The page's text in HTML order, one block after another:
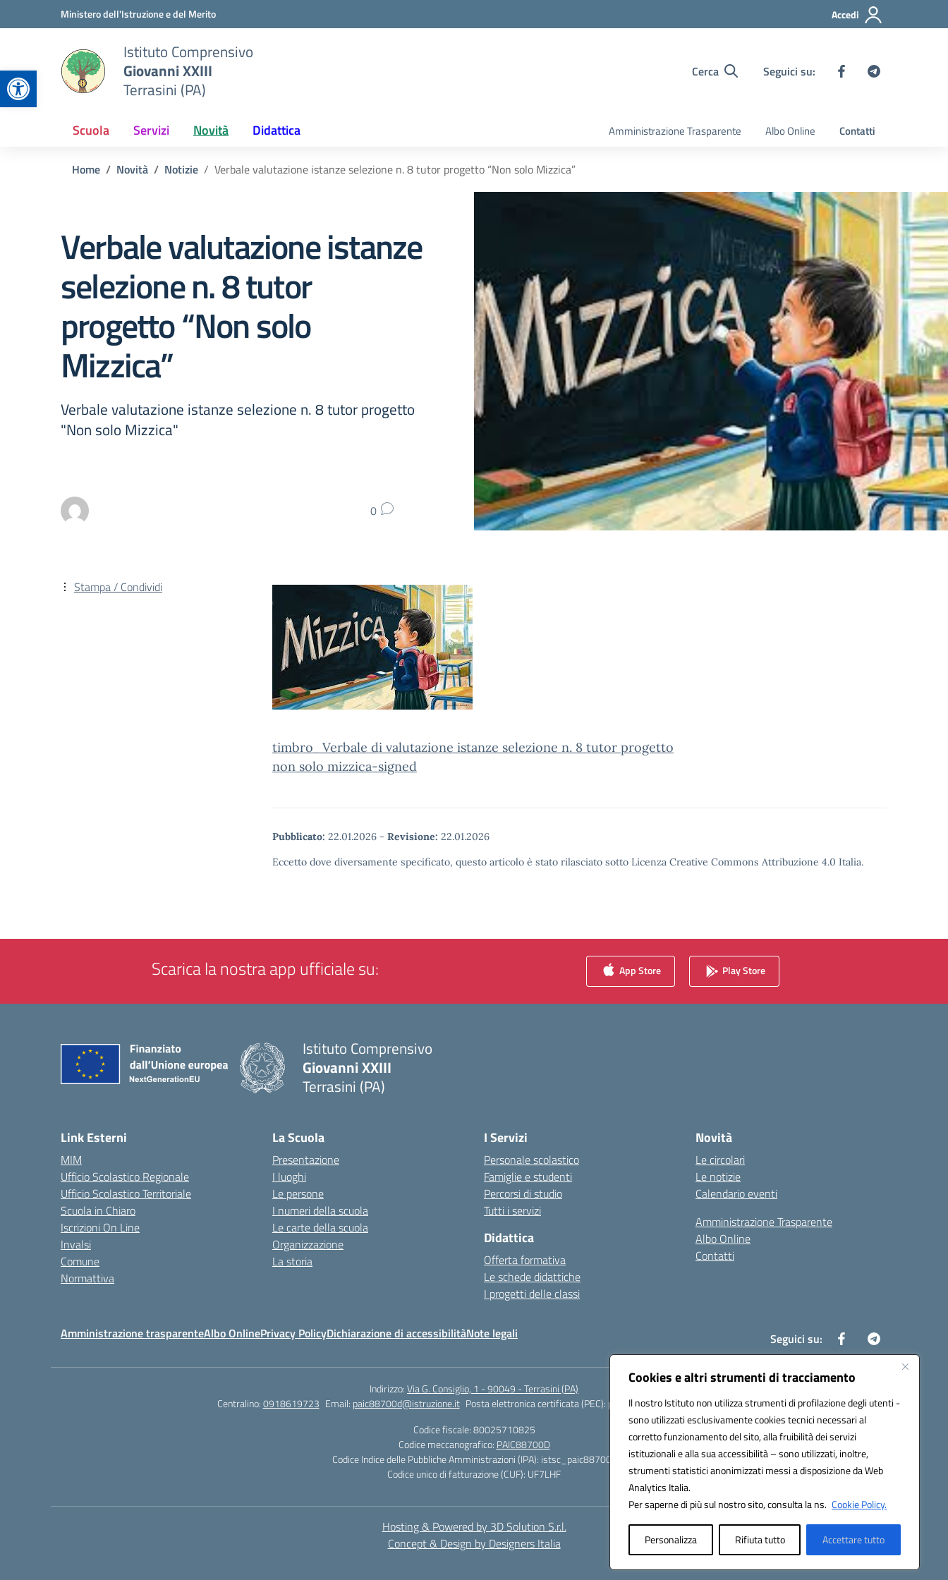
Apri la barra degli strumenti
Cookies e altri strumenti di tracciamento
Il nostro Istituto non utilizza strumenti di profilazione degli utenti -
sono utilizzati esclusivamente cookies tecnici necessari al
corretto funzionamento del sito, alla fruibilità dei servizi
istituzionali e alla sua accessibilità – sono utilizzati, inoltre,
strumenti statistici anonimizzati messi a disposizione da Web
Analytics Italia.
Per saperne di più sul nostro sito, consulta la ns. Cookie Policy.
Personalizza Rifiuta tutto Accettare tutto
Vai ai contenuti
Vai al menu di navigazioneMinistero dell'Istruzione e del Merito Accedi
Istituto Comprensivo
Giovanni XXIII
Terrasini (PA)
Cerca Seguici su:
Scuola Servizi Novità Didattica Amministrazione Trasparente Albo Online Contatti
Home Novità Notizie Verbale valutazione istanze selezione n. 8 tutor progetto “Non solo Mizzica”
Verbale valutazione istanze
selezione n. 8 tutor
progetto “Non solo
Mizzica”
Verbale valutazione istanze selezione n. 8 tutor progetto
"Non solo Mizzica"
0
timbro_Verbale di valutazione istanze selezione n. 8 tutor progetto
non solo mizzica-signed
Pubblicato: 22.01.2026 - Revisione: 22.01.2026
Eccetto dove diversamente specificato, questo articolo è stato rilasciato sotto Licenza Creative Commons Attribuzione 4.0 Italia.
Stampa / Condividi
Scarica la nostra app ufficiale su: App Store Play Store
Istituto Comprensivo
Giovanni XXIII
Terrasini (PA)
Link Esterni
MIM
Ufficio Scolastico Regionale
Ufficio Scolastico Territoriale
Scuola in Chiaro
Iscrizioni On Line
Invalsi
Comune
Normattiva
La Scuola
Presentazione
I luoghi
Le persone
I numeri della scuola
Le carte della scuola
Organizzazione
La storia
I Servizi
Personale scolastico
Famiglie e studenti
Percorsi di studio
Tutti i servizi
Didattica
Offerta formativa
Le schede didattiche
I progetti delle classi
Novità
Le circolari
Le notizie
Calendario eventi
Amministrazione Trasparente
Albo Online
Contatti
Amministrazione trasparenteAlbo OnlinePrivacy PolicyDichiarazione di accessibilitàNote legali Seguici su:
Indirizzo:Via G. Consiglio, 1 - 90049 - Terrasini (PA)
Centralino:0918619723 Email: paic88700d@istruzione.it Posta elettronica certificata (PEC): paic88700d@pec.istruzione.it
Codice fiscale: 80025710825
Codice meccanografico: PAIC88700D
Codice Indice delle Pubbliche Amministrazioni (IPA): istsc_paic88700d
Codice unico di fatturazione (CUF): UF7LHF
Hosting & Powered by 3D Solution S.r.l.
Concept & Design by Designers Italia